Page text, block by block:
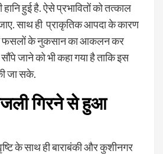
हुई है. ऐसे प्रभावितों को तत्काल
जाए. साथ ही प्राकृतिक आपदा के कारण
फसलों के नुकसान का आकलन कर
जाने को भी कहा गया है ताकि इस
जा सके.
गिरने से हुआ
के साथ ही बाराबंकी और कुशीनगर